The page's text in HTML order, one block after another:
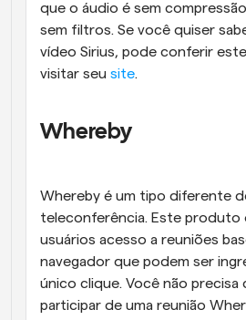
que o áudio é sem
sem filtros. Se você quiser
vídeo Sirius, pode conferir este
visitar seu site.
Whereby
Whereby é um tipo diferente
teleconferência. Este produto
usuários acesso a reuniões
navegador que podem ser
único clique. Você não precisa
participar de uma reunião